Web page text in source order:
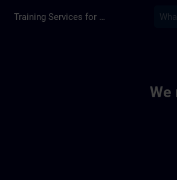
Training Services for Digital Industries
We